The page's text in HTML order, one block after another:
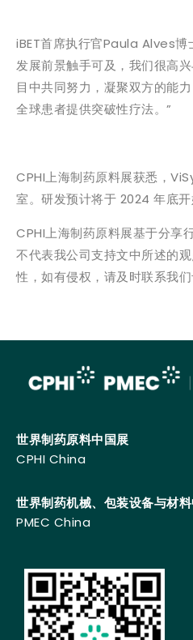
iBET首席执行官Paula Alves博
发展前景触手可及，我们很高
目中共同努力，凝聚双方的能
全球患者提供突破性疗法。”
CPHI上海制药原料展获悉，
室。研发预计将于 2024 年底开
CPHI上海制药原料展基于分享
不代表我公司支持文中所述的
性，如有侵权，请及时联系我们
世界制药原料中国展
CPHI China
世界制药机械、包装设备与材
PMEC China